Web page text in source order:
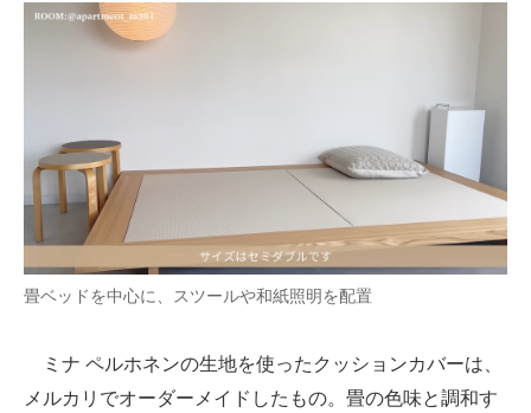
畳ベッドを中心に、スツールや和紙照明を配置
ミナ ペルホネンの生地を使ったクッションカバーは、
メルカリでオーダーメイドしたもの。畳の色味と調和す